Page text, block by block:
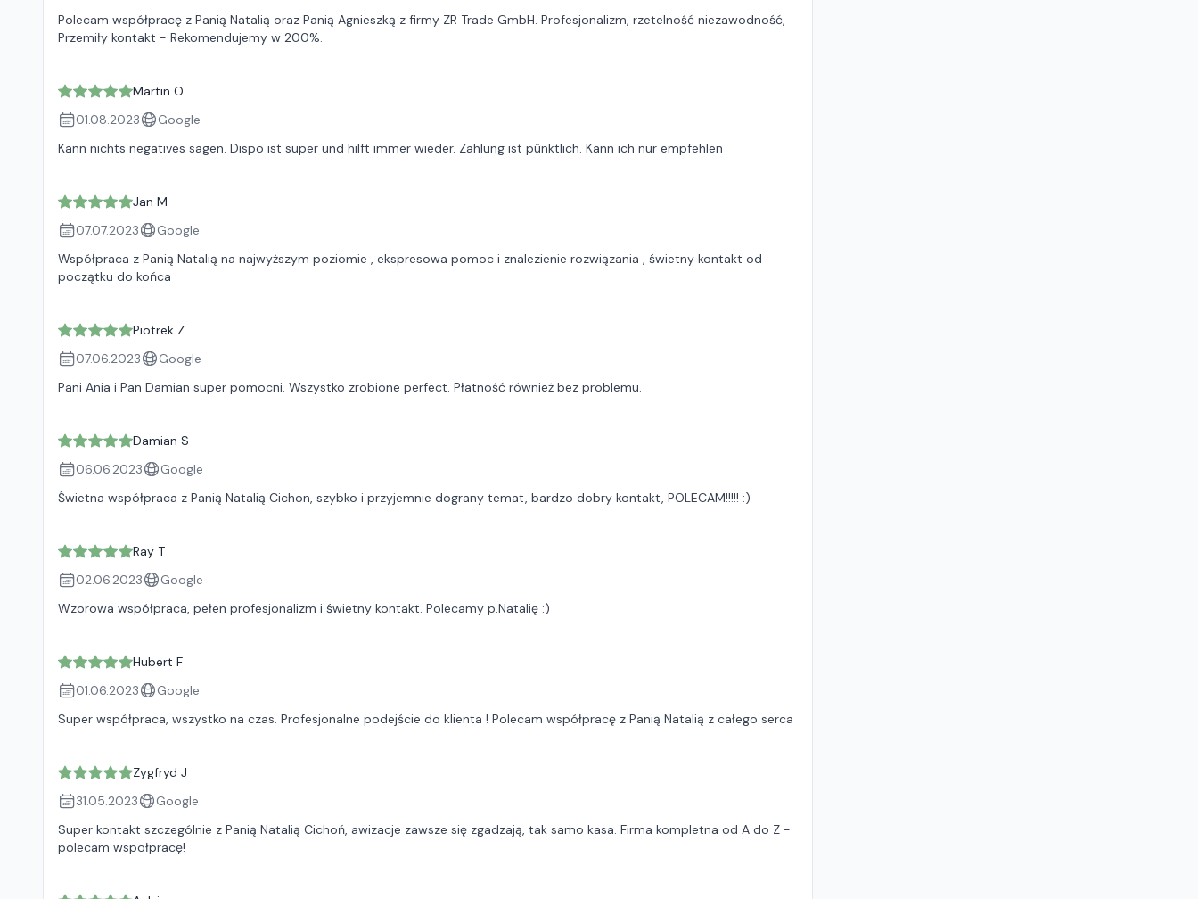
Polecam współpracę z Panią Natalią oraz Panią Agnieszką z firmy ZR Trade GmbH. Profesjonalizm, rzetelność niezawodność,
Przemiły kontakt - Rekomendujemy w 200%.
Martin O
01.08.2023
Google
Kann nichts negatives sagen. Dispo ist super und hilft immer wieder. Zahlung ist pünktlich. Kann ich nur empfehlen
Jan M
07.07.2023
Google
Współpraca z Panią Natalią na najwyższym poziomie , ekspresowa pomoc i znalezienie rozwiązania , świetny kontakt od
początku do końca
Piotrek Z
07.06.2023
Google
Pani Ania i Pan Damian super pomocni. Wszystko zrobione perfect. Płatność również bez problemu.
Damian S
06.06.2023
Google
Świetna współpraca z Panią Natalią Cichon, szybko i przyjemnie dograny temat, bardzo dobry kontakt, POLECAM!!!!! :)
Ray T
02.06.2023
Google
Wzorowa współpraca, pełen profesjonalizm i świetny kontakt. Polecamy p.Natalię :)
Hubert F
01.06.2023
Google
Super współpraca, wszystko na czas. Profesjonalne podejście do klienta ! Polecam współpracę z Panią Natalią z całego serca
Zygfryd J
31.05.2023
Google
Super kontakt szczególnie z Panią Natalią Cichoń, awizacje zawsze się zgadzają, tak samo kasa. Firma kompletna od A do Z -
polecam wspołpracę!